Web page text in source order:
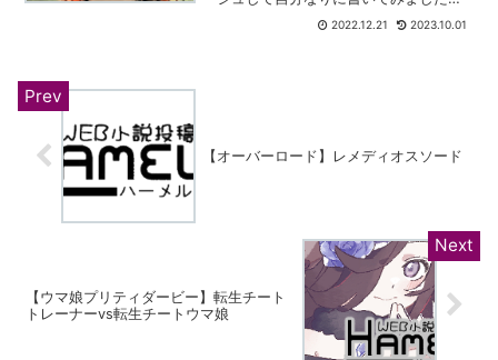
クソ眼鏡3号 - HamelnBLEACHの二次創
作です。黒崎一護を最強にします。あら
2022.12.21 2023.10.01
【オーバーロード】レメディオスソード
【ウマ娘プリティダービー】転生チート
トレーナーvs転生チートウマ娘